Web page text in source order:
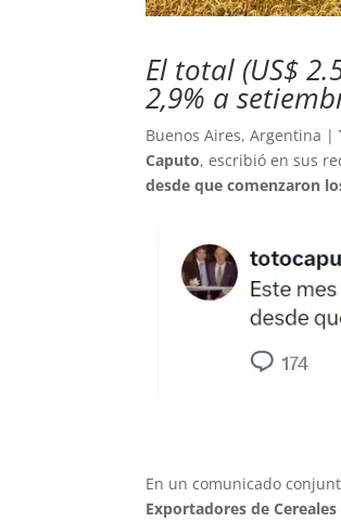
El total (US$
2,9% a
Buenos Aires, Argentina |
Caputo, escribió en sus
desde que comenzaron
En un comunicado
Exportadores de Cereales